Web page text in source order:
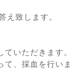
え致します。
いただきます。
て、採血を行いま